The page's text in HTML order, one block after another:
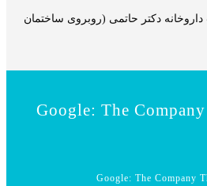
دکتر حاتمی (روبروی ساختمان
Google: The
Google: The Company